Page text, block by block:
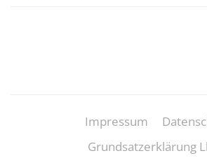
Impressum
Grundsatzerklärung